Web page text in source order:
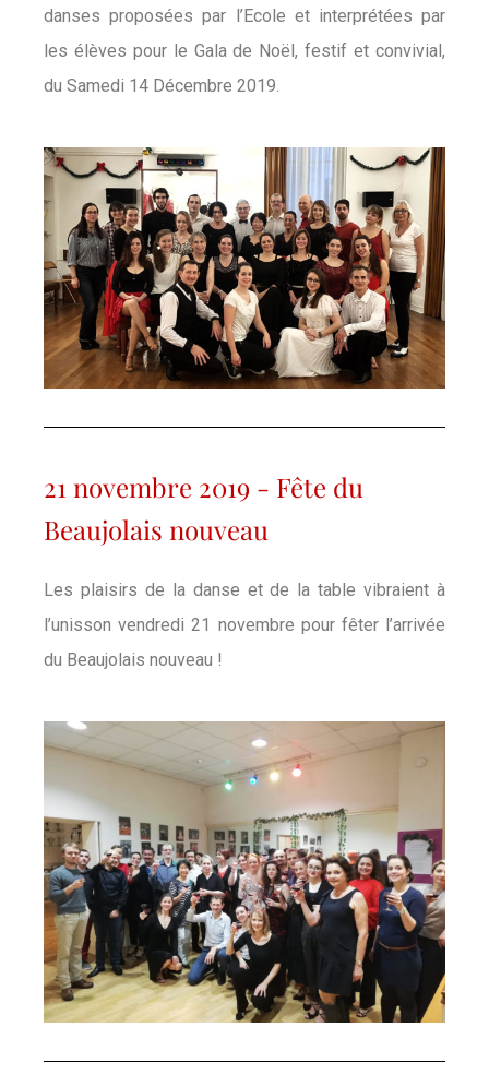
danses proposées par l’Ecole et interprétées par
les élèves pour le Gala de Noël, festif et convivial,
du Samedi 14 Décembre 2019.
21 novembre 2019 - Fête du
Beaujolais nouveau
Les plaisirs de la danse et de la table vibraient à
l’unisson vendredi 21 novembre pour fêter l’arrivée
du Beaujolais nouveau !